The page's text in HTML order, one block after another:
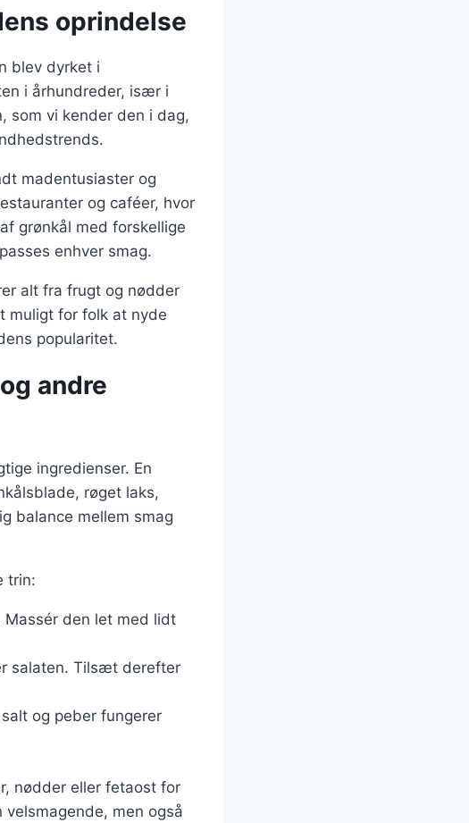
oprindelse
blev dyrket i
i århundreder, især i
som vi kender den i dag,
madentusiaster og
og caféer, hvor
grønkål med forskellige
enhver smag.
alt fra frugt og nødder
muligt for folk at nyde
popularitet.
andre
ingredienser. En
røget laks,
balance mellem smag
trin:
Massér den let med lidt
salaten. Tilsæt derefter
og peber fungerer
nødder eller fetaost for
men også